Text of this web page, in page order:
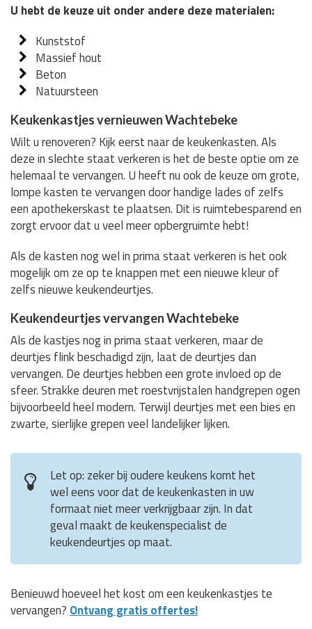
U hebt de keuze uit onder andere deze materialen:
Kunststof
Massief hout
Beton
Natuursteen
Keukenkastjes vernieuwen Wachtebeke
Wilt u renoveren? Kijk eerst naar de keukenkasten. Als
deze in slechte staat verkeren is het de beste optie om ze
helemaal te vervangen. U heeft nu ook de keuze om grote,
lompe kasten te vervangen door handige lades of zelfs
een apothekerskast te plaatsen. Dit is ruimtebesparend en
zorgt ervoor dat u veel meer opbergruimte hebt!
Als de kasten nog wel in prima staat verkeren is het ook
mogelijk om ze op te knappen met een nieuwe kleur of
zelfs nieuwe keukendeurtjes.
Keukendeurtjes vervangen Wachtebeke
Als de kastjes nog in prima staat verkeren, maar de
deurtjes flink beschadigd zijn, laat de deurtjes dan
vervangen. De deurtjes hebben een grote invloed op de
sfeer. Strakke deuren met roestvrijstalen handgrepen ogen
bijvoorbeeld heel modern. Terwijl deurtjes met een bies en
zwarte, sierlijke grepen veel landelijker lijken.
Let op: zeker bij oudere keukens komt het
wel eens voor dat de keukenkasten in uw
formaat niet meer verkrijgbaar zijn. In dat
geval maakt de keukenspecialist de
keukendeurtjes op maat.
Benieuwd hoeveel het kost om een keukenkastjes te
vervangen? Ontvang gratis offertes!